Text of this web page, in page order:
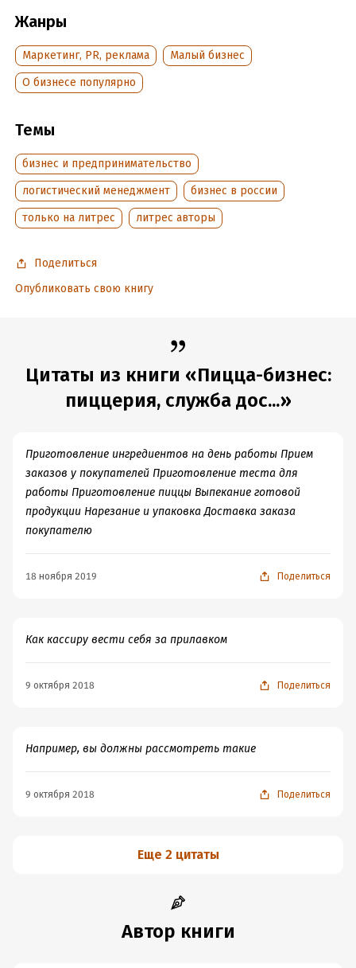
бизнесу, авторов книги "Пицца-бизнес. От теста до готовой
пиццы. Технологии, решения, ингредиенты".
Подробная информация
Объем:
Год издания:2021
Дата поступления:8 февраля 2019
ISBN (EAN):9785532108516
Время на чтение:6ч.
Жанры
Маркетинг, PR, реклама
Малый бизнес
О бизнесе популярно
Темы
бизнес и предпринимательство
логистический менеджмент
бизнес в россии
только на литрес
литрес авторы
Поделиться
Опубликовать свою книгу
Цитаты из книги «Пицца-бизнес:
пиццерия, служба дос...»
Приготовление ингредиентов на день работы Прием
заказов у покупателей Приготовление теста для
работы Приготовление пиццы Выпекание готовой
продукции Нарезание и упаковка Доставка заказа
покупателю
18 ноября 2019 Поделиться
Как кассиру вести себя за прилавком
9 октября 2018 Поделиться
Например, вы должны рассмотреть такие
9 октября 2018 Поделиться
Еще 2 цитаты
Автор книги